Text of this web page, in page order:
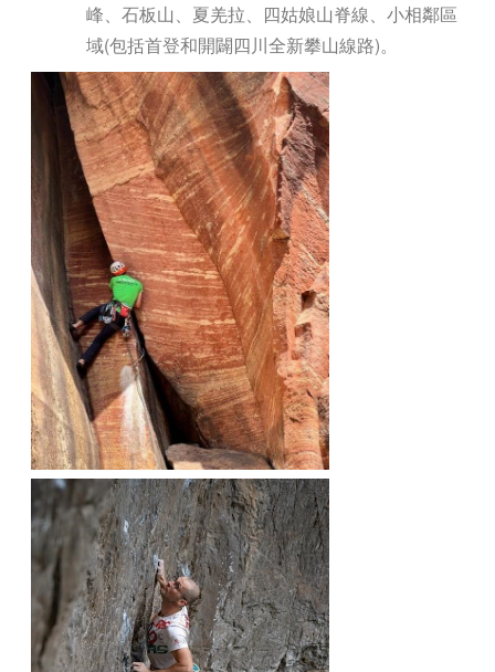
峰、石板山、夏羌拉、四姑娘山脊線、小相鄰區
域(包括首登和開闢四川全新攀山線路)。